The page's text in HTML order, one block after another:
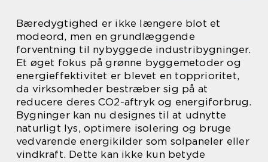
Bæredygtighed er ikke længere blot et
modeord, men en grundlæggende
forventning til nybyggede industribygninger.
Et øget fokus på grønne byggemetoder og
energieffektivitet er blevet en topprioritet,
da virksomheder bestræber sig på at
reducere deres CO2-aftryk og energiforbrug.
Bygninger kan nu designes til at udnytte
naturligt lys, optimere isolering og bruge
vedvarende energikilder som solpaneler eller
vindkraft. Dette kan ikke kun betyde